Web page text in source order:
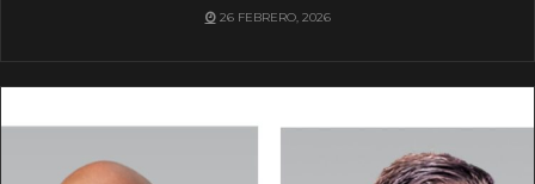
26 FEBRERO, 2026